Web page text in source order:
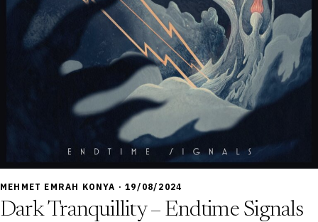
7,0
MEHMET EMRAH KONYA · 19/08/2024
Dark Tranquillity – Endtime Signals